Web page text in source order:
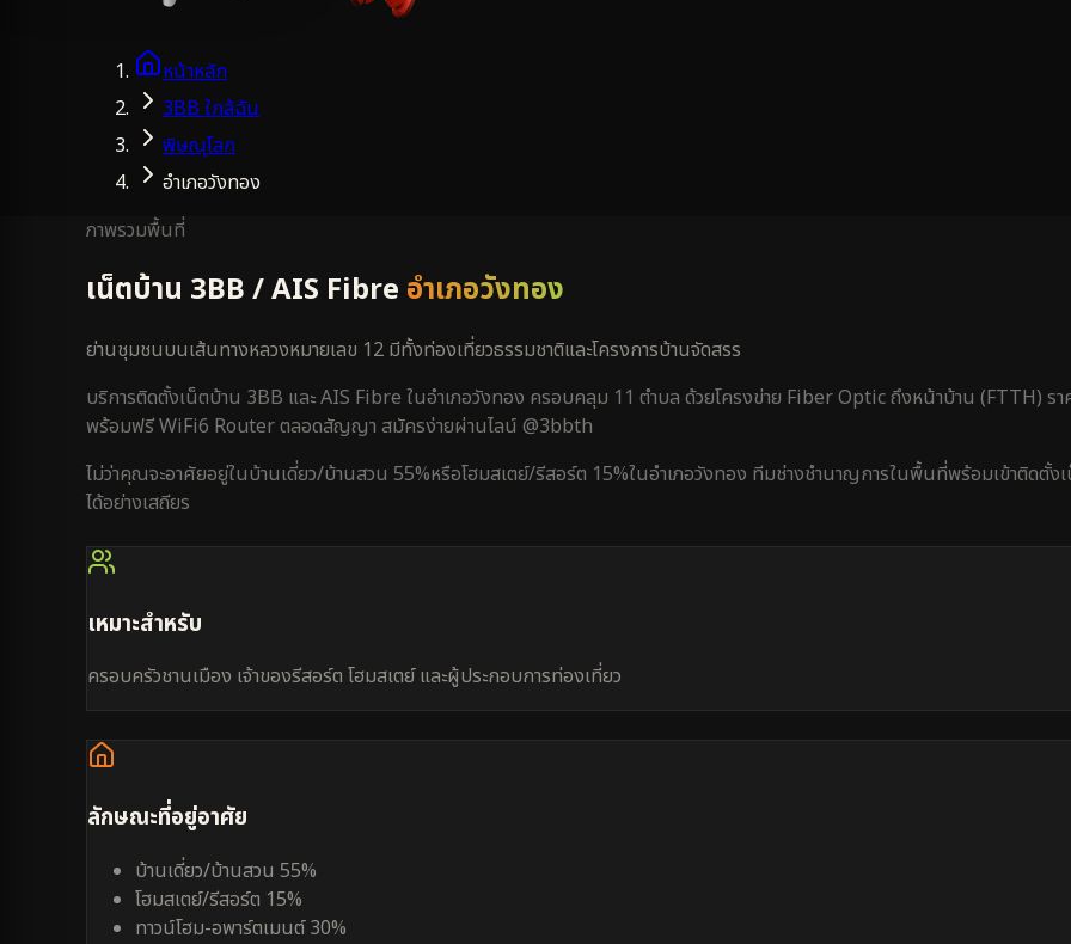
หน้าหลัก
3BB ใกล้ฉัน
พิษณุโลก
อำเภอวังทอง
ภาพรวมพื้นที่
เน็ตบ้าน 3BB / AIS Fibre อำเภอวังทอง
ย่านชุมชนบนเส้นทางหลวงหมายเลข 12 มีทั้งท่องเที่ยวธรรมชาติและโครงการบ้านจัดสรร
บริการติดตั้งเน็ตบ้าน 3BB และ AIS Fibre ในอำเภอวังทอง ครอบคลุม 11 ตำบล ด้วยโครงข่าย Fiber Optic ถึงหน้าบ้าน (FTTH) ร
พร้อมฟรี WiFi6 Router ตลอดสัญญา สมัครง่ายผ่านไลน์ @3bbth
ไม่ว่าคุณจะอาศัยอยู่ในบ้านเดี่ยว/บ้านสวน 55%หรือโฮมสเตย์/รีสอร์ต 15%ในอำเภอวังทอง ทีมช่างชำนาญการในพื้นที่พร้อมเข้าติดตั้งเ
ได้อย่างเสถียร
เหมาะสำหรับ
ครอบครัวชานเมือง เจ้าของรีสอร์ต โฮมสเตย์ และผู้ประกอบการท่องเที่ยว
ลักษณะที่อยู่อาศัย
บ้านเดี่ยว/บ้านสวน 55%
โฮมสเตย์/รีสอร์ต 15%
ทาวน์โฮม-อพาร์ตเมนต์ 30%